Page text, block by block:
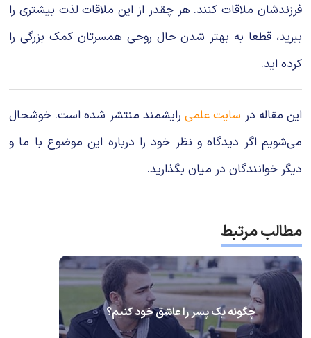
فرزندشان ملاقات کنند. هر چقدر از این ملاقات لذت بیشتری را
ببرید، قطعا به بهتر شدن حال روحی همسرتان کمک بزرگی را
کرده اید.
این مقاله در سایت علمیرایشمند منتشر شده است. خوشحال
می‌شویم اگر دیدگاه و نظر خود را درباره این موضوع با ما و
دیگر خوانندگان در میان بگذارید.
مطالب مرتبط
چگونه یک پسر را عاشق خود کنیم؟